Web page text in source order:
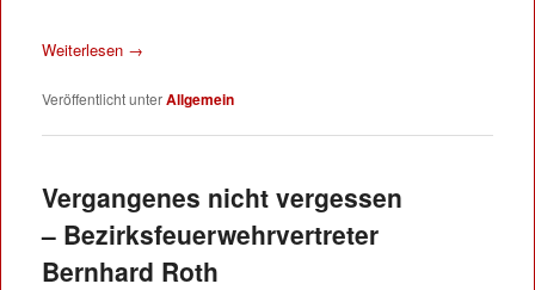
Weiterlesen →
Veröffentlicht unterAllgemein
Vergangenes nicht vergessen
– Bezirksfeuerwehrvertreter
Bernhard Roth